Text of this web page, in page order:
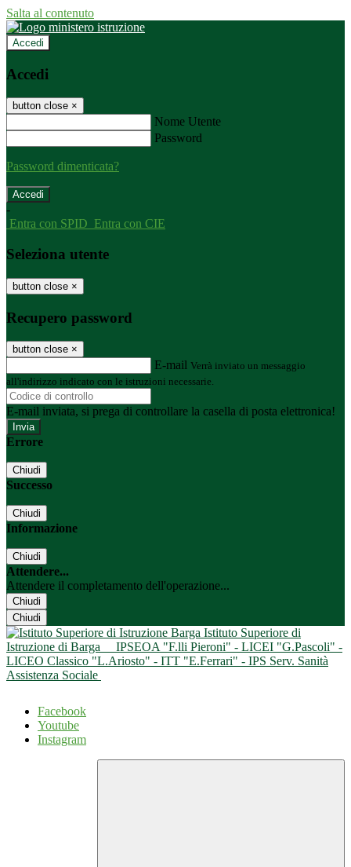
Salta al contenuto
Accedi
Accedi
button close ×
Nome Utente
Password
Password dimenticata?
-
Entra con SPID Entra con CIE
Seleziona utente
button close ×
Recupero password
button close ×
E-mail Verrà inviato un messaggio
all'indirizzo indicato con le istruzioni necessarie.
E-mail inviata, si prega di controllare la casella di posta elettronica!
Errore
Chiudi
Successo
Chiudi
Informazione
Chiudi
Attendere...
Attendere il completamento dell'operazione...
Chiudi
Chiudi
Istituto Superiore di
Istruzione di Barga
IPSEOA "F.lli Pieroni" - LICEI "G.Pascoli" -
LICEO Classico "L.Ariosto" - ITT "E.Ferrari" - IPS Serv. Sanità
Assistenza Sociale
Facebook
Youtube
Instagram